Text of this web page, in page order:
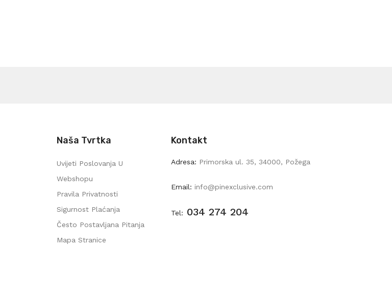
Naša Tvrtka
Uvijeti Poslovanja U
Webshopu
Pravila Privatnosti
Sigurnost Plaćanja
Često Postavljana Pitanja
Mapa Stranice
Kontakt
Adresa: Primorska ul. 35, 34000, Požega
Email: info@pinexclusive.com
Tel: 034 274 204